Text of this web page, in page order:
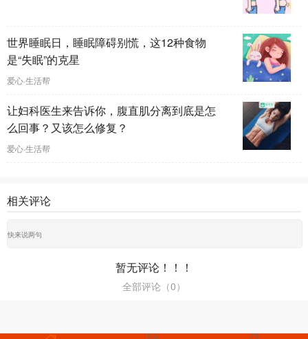
世界睡眠日，睡眠障碍别慌，这12种食物
是“失眠”的克星
爱心·生活帮
让妇科医生来告诉你，腹直肌分离到底是怎
么回事？又该怎么修复？
爱心·生活帮
相关评论
暂无评论！！！
全部评论（0）